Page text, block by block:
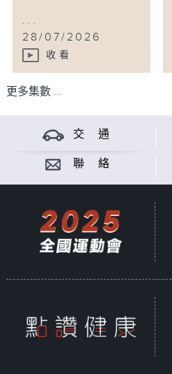
...
28/07/2026
收看
更多集數 ...
交 通
聯 絡